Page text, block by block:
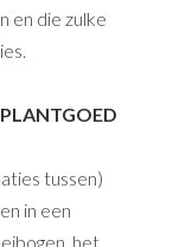
en die zulke
tussen)
in een
het